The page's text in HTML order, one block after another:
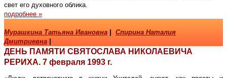
свет его духовного облика.
подробнее »
Мурашкина Татьяна Ивановна | Спирина Наталия
Дмитриевна |
ДЕНЬ ПАМЯТИ СВЯТОСЛАВА НИКОЛАЕВИЧА
РЕРИХА. 7 февраля 1993 г.